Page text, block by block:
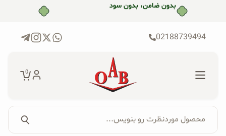
بدون ضامن، بدون سود
02188739494
0
جستجو...
محصول موردنظرت رو بنویس...